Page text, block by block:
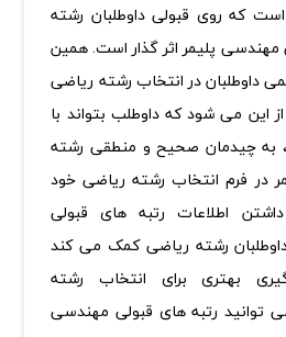
که روی قبولی داوطلبان رشته
مهندسی پلیمر اثر گذار است. همین
داوطلبان در انتخاب رشته ریاضی
این می شود که داوطلب بتواند با
به چیدمان صحیح و منطقی رشته
در فرم انتخاب رشته ریاضی خود
اطلاعات رتبه های قبولی
97، به داوطلبان رشته ریاضی کمک می کند
بهتری برای انتخاب رشته
توانید رتبه های قبولی مهندسی